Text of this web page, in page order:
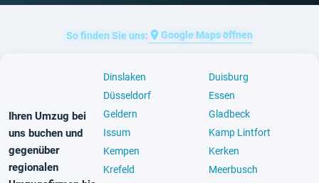
So finden Sie uns: Google Maps öffnen
Ihren Umzug bei
uns buchen und
gegenüber
regionalen
Dinslaken
Duisburg
Düsseldorf
Essen
Geldern
Gladbeck
Issum
Kamp Lintfort
Kempen
Kerken
Krefeld
Meerbusch